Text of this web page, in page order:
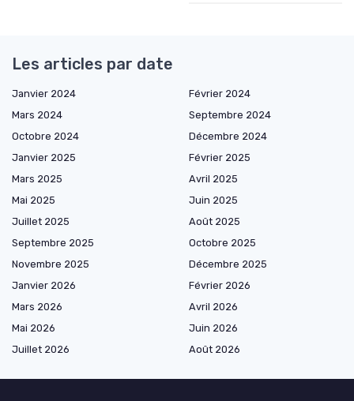
Les articles par date
Janvier 2024
Février 2024
Mars 2024
Septembre 2024
Octobre 2024
Décembre 2024
Janvier 2025
Février 2025
Mars 2025
Avril 2025
Mai 2025
Juin 2025
Juillet 2025
Août 2025
Septembre 2025
Octobre 2025
Novembre 2025
Décembre 2025
Janvier 2026
Février 2026
Mars 2026
Avril 2026
Mai 2026
Juin 2026
Juillet 2026
Août 2026